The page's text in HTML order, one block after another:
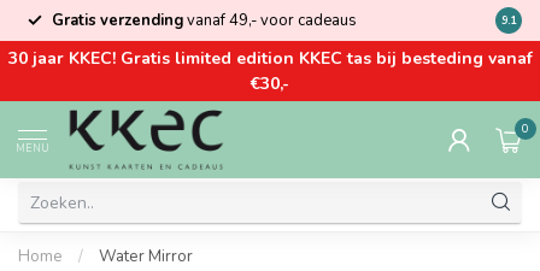
Gratis verzendingvanaf 49,- voor cadeaus Kom
9.1
30 jaar KKEC! Gratis limited edition KKEC tas bij besteding vanaf
€30,-
MENU
0
Home / Water Mirror